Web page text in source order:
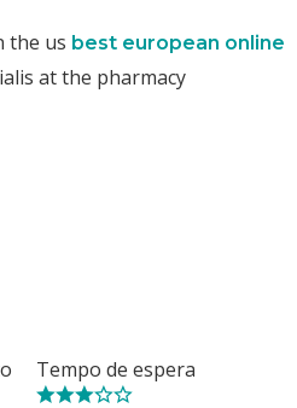
the us best european online
at the pharmacy
Tempo de espera